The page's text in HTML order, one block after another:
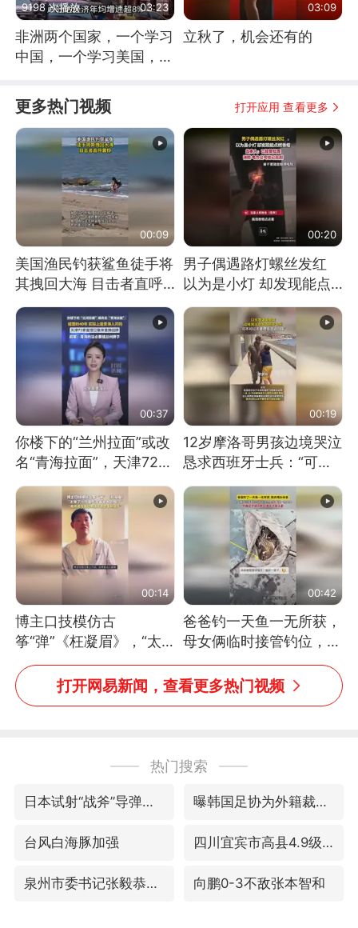
9198 次播放 03:23
非洲两个国家，一个学习
中国，一个学习美国，结
03:09
立秋了，机会还有的
更多热门视频 打开应用 查看更多
00:09
美国渔民钓获鲨鱼徒手将
其拽回大海 目击者直呼
震惊 （视频来源：参考
消息）
00:20
男子偶遇路灯螺丝发红
以为是小灯 却发现能点
燃香烟 当事人：已报警
处理
00:37
你楼下的“兰州拉面”或改
名“青海拉面”，天津72家
面馆已集体更换招牌
00:19
12岁摩洛哥男孩边境哭泣
恳求西班牙士兵：“可不
可以不要把我遣返回国”
00:14
博主口技模仿古
筝“弹”《枉凝眉》，“太
像了～你是吃古筝长大的
吗？”“或将成为首位考级
不带古筝的选手。”（来
00:42
爸爸钓一天鱼一无所获，
母女俩临时接管钓位，用
玩具鱼竿钓上大鱼
打开网易新闻，查看更多热门视频
热门搜索
日本试射“战斧”导弹，国防部回应 曝韩国足协为外籍裁判员安排色情招待
台风白海豚加强 四川宜宾市高县4.9级地震致1人死亡
泉州市委书记张毅恭被查 向鹏0-3不敌张本智和